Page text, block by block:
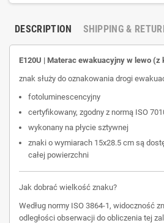
DESCRIPTION SHIPPING &
E120U | Materac ewakuacyjny w lewo (z
znak służy do oznakowania drogi
fotoluminescencyjny
certyfikowany, zgodny z normą ISO
wykonany na płycie sztywnej
znaki o wymiarach 15x28.5 cm są
całej powierzchni
Jak dobrać wielkość znaku?
Według normy ISO 3864-1, widoczność
odległości obserwacji do obliczenia tej